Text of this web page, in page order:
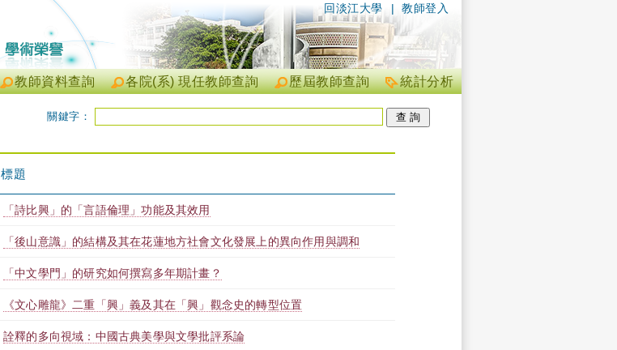
| 教師登入
回淡江大學
統計分析
歷屆教師查詢
各院(系) 現任教師查詢
教師資料查詢
關鍵字：
標題
「詩比興」的「言語倫理」功能及其效用
「後山意識」的結構及其在花蓮地方社會文化發展上的異向作用與調和
「中文學門」的研究如何撰寫多年期計畫？
《文心雕龍》二重「興」義及其在「興」觀念史的轉型位置
詮釋的多向視域：中國古典美學與文學批評系論